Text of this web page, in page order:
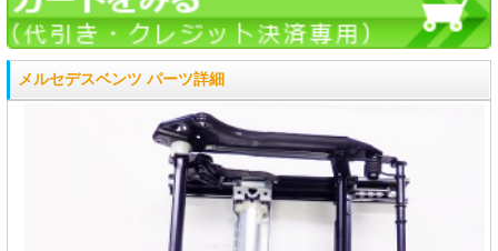
メルセデスベンツ パーツ詳細